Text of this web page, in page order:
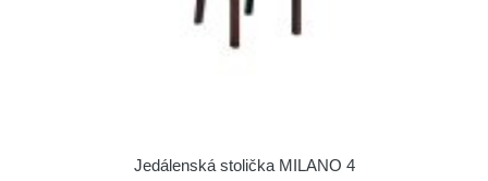
Jedálenská stolička MILANO 4